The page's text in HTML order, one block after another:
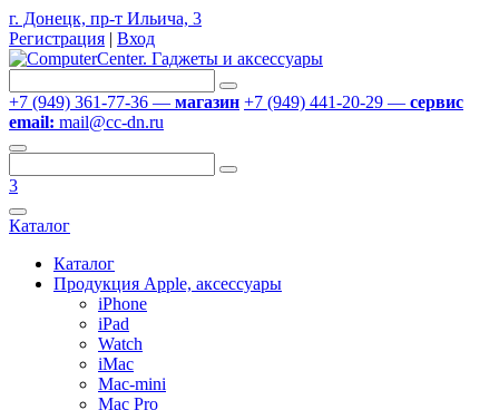
г. Донецк, пр-т Ильича, 3
Регистрация | Вход
+7 (949) 361-77-36 — магазин +7 (949) 441-20-29 — сервис
email: mail@cc-dn.ru
3
Каталог
Каталог
Продукция Apple, аксессуары
iPhone
iPad
Watch
iMac
Mac-mini
Mac Pro